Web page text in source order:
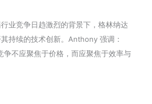
业竞争日趋激烈的背景下，格林纳达
持续的技术创新。Anthony 强调：
争不应聚焦于价格，而应聚焦于效率与